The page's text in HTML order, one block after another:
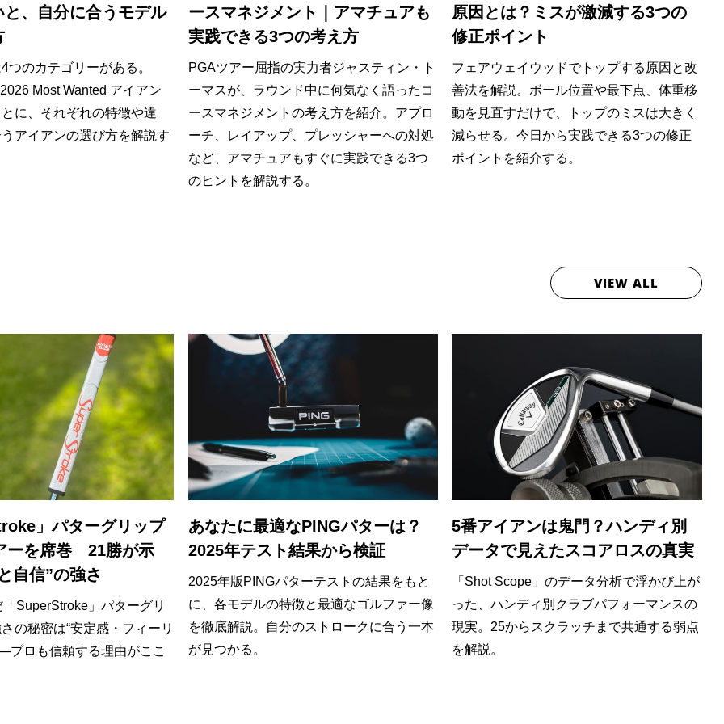
、自分に合うモデル
つのカテゴリーがある。
Most Wanted アイアン
に、それぞれの特徴や違
アイアンの選び方を解説す
ースマネジメント｜アマチュアも
実践できる3つの考え方
PGAツアー屈指の実力者ジャスティン・ト
ーマスが、ラウンド中に何気なく語ったコ
ースマネジメントの考え方を紹介。アプロ
ーチ、レイアップ、プレッシャーへの対処
など、アマチュアもすぐに実践できる3つ
のヒントを解説する。
原因とは？ミスが激減する3つの
修正ポイント
フェアウェイウッドでトップする原因と改
善法を解説。ボール位置や最下点、体重移
動を見直すだけで、トップのミスは大きく
減らせる。今日から実践できる3つの修正
ポイントを紹介する。
VIEW ALL
」パターグリップ
ーを席巻 21勝が示
自信”の強さ
SuperStroke」パターグリ
の秘密は“安定感・フィーリ
プロも信頼する理由がここ
あなたに最適なPINGパターは？
2025年テスト結果から検証
2025年版PINGパターテストの結果をもと
に、各モデルの特徴と最適なゴルファー像
を徹底解説。自分のストロークに合う一本
が見つかる。
5番アイアンは鬼門？ハンディ別
データで見えたスコアロスの真実
「Shot Scope」のデータ分析で浮かび上が
った、ハンディ別クラブパフォーマンスの
現実。25からスクラッチまで共通する弱点
を解説。